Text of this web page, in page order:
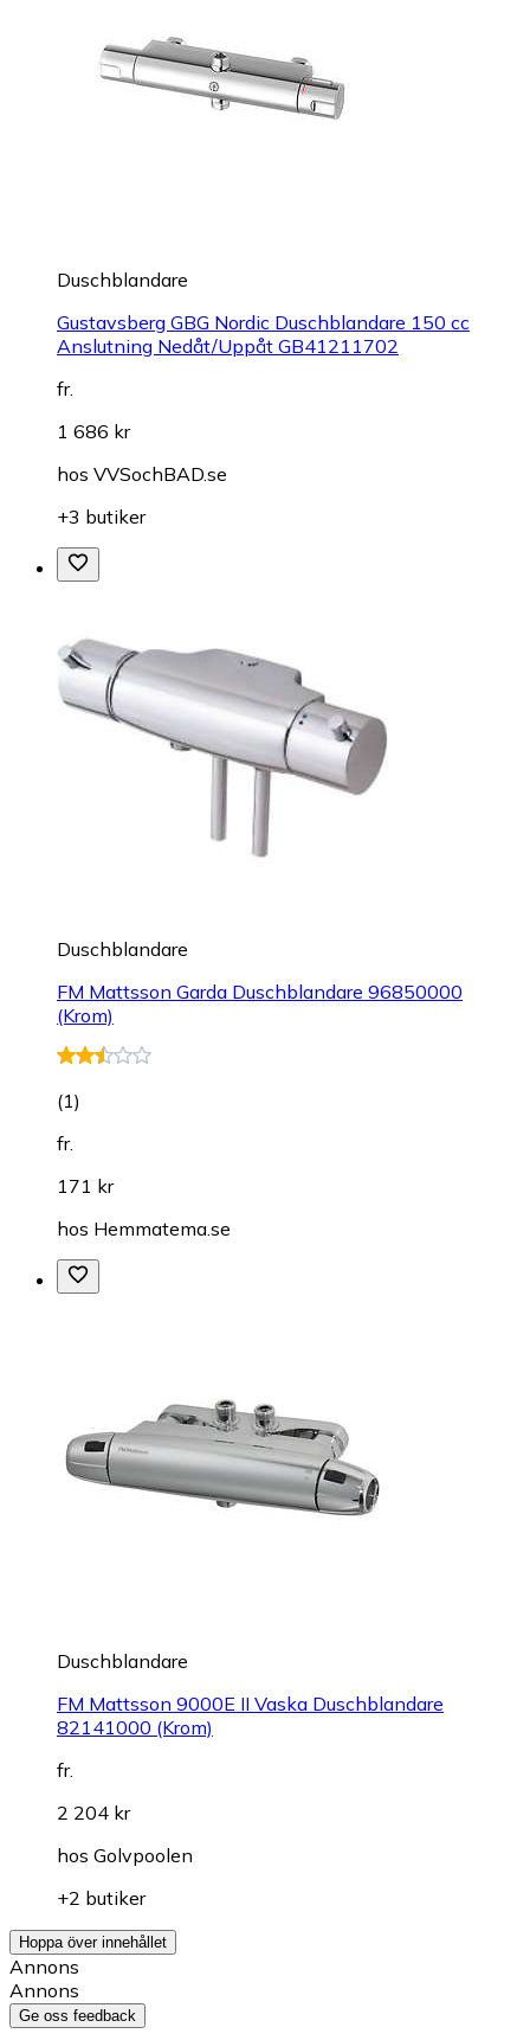
Duschblandare
Gustavsberg GBG Nordic Duschblandare 150 cc
Anslutning Nedåt/Uppåt GB41211702
fr.
1 686 kr
hos VVSochBAD.se
+3 butiker
Duschblandare
FM Mattsson Garda Duschblandare 96850000
(Krom)
(1)
fr.
171 kr
hos Hemmatema.se
Duschblandare
FM Mattsson 9000E II Vaska Duschblandare
82141000 (Krom)
fr.
2 204 kr
hos Golvpoolen
+2 butiker
Hoppa över innehållet
Annons
Annons
Ge oss feedback